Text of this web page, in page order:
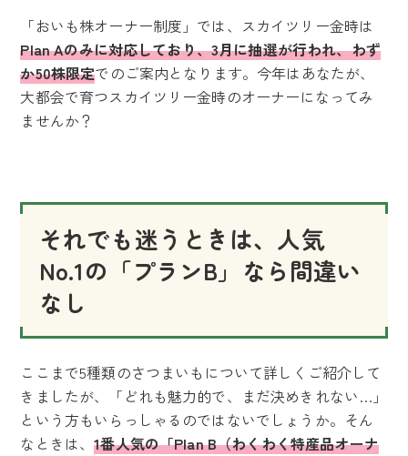
「おいも株オーナー制度」では、スカイツリー金時は
Plan Aのみに対応しており、3月に抽選が行われ、わず
か50株限定でのご案内となります。今年はあなたが、
大都会で育つスカイツリー金時のオーナーになってみ
ませんか？
それでも迷うときは、人気
No.1の「プランB」なら間違い
なし
ここまで5種類のさつまいもについて詳しくご紹介して
きましたが、「どれも魅力的で、まだ決めきれない…」
という方もいらっしゃるのではないでしょうか。そん
なときは、1番人気の「Plan B（わくわく特産品オーナ